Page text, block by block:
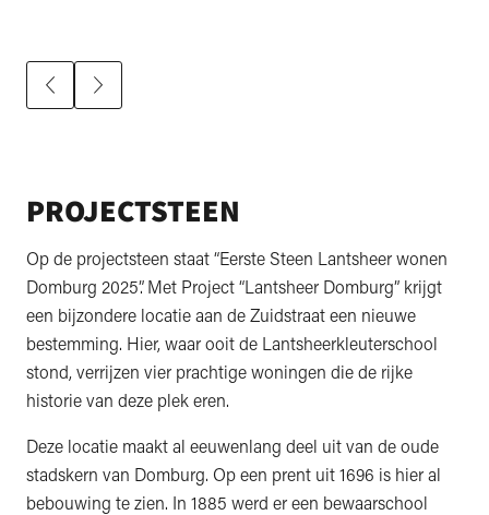
PROJECTSTEEN
Op de projectsteen staat “Eerste Steen Lantsheer wonen
Domburg 2025”. Met Project “Lantsheer Domburg” krijgt
een bijzondere locatie aan de Zuidstraat een nieuwe
bestemming. Hier, waar ooit de Lantsheerkleuterschool
stond, verrijzen vier prachtige woningen die de rijke
historie van deze plek eren.
Deze locatie maakt al eeuwenlang deel uit van de oude
stadskern van Domburg. Op een prent uit 1696 is hier al
bebouwing te zien. In 1885 werd er een bewaarschool